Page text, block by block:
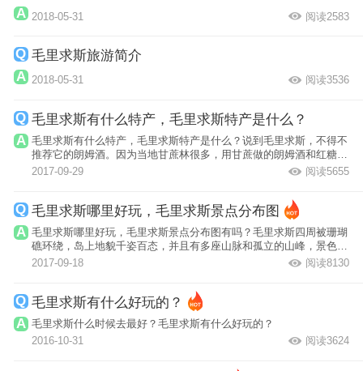
2018-05-31 阅读2583
毛里求斯旅游简介
2018-05-31 阅读3536
毛里求斯有什么特产，毛里求斯特产是什么？
毛里求斯有什么特产，毛里求斯特产是什么？说到毛里求斯，不得不
推荐它的朗姆酒。因为当地甘蔗林很多，用甘蔗做的朗姆酒和红糖很
有名。这种...
2017-09-29 阅读5655
毛里求斯哪里好玩，毛里求斯景点分布图
毛里求斯哪里好玩，毛里求斯景点分布图有吗？毛里求斯四周被珊瑚
礁环绕，岛上地貌千姿百态，并且有多座山脉和孤立的山峰，景色颇
为壮观。
2017-09-18 阅读8130
毛里求斯有什么好玩的？
毛里求斯什么时候去最好？毛里求斯有什么好玩的？
2016-10-31
阅读3624